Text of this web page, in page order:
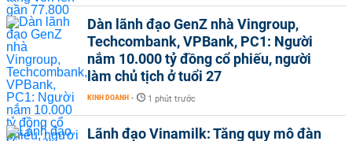
Dàn lãnh đạo GenZ nhà Vingroup,
Techcombank, VPBank, PC1: Người
nắm 10.000 tỷ đồng cổ phiếu, người
làm chủ tịch ở tuổi 27
KINH DOANH - 1 phút trước
Lãnh đạo Vinamilk: Tăng quy mô đàn